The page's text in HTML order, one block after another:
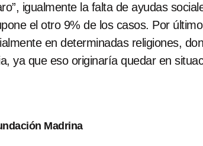
igualmente la falta de ayudas
el otro 9% de los casos. Por
en determinadas religiones,
ya que eso originaría quedar en
Madrina